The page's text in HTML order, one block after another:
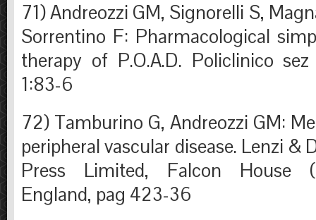
71) Andreozzi GM, Signorelli S,
Sorrentino F: Pharmacological
therapy of P.O.A.D. Policlinico
1:83-6
72) Tamburino G, Andreozzi GM:
peripheral vascular disease. Lenzi &
Press Limited, Falcon House
England, pag 423-36